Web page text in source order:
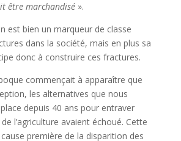
être marchandisé».
est bien un marqueur de classe
dans la société, mais en plus sa
donc à construire ces fractures.
commençait à apparaître que
les alternatives que nous
depuis 40 ans pour entraver
l’agriculture avaient échoué. Cette
première de la disparition des